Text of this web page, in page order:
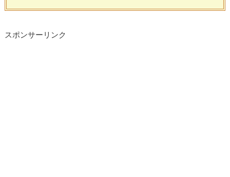
スポンサーリンク